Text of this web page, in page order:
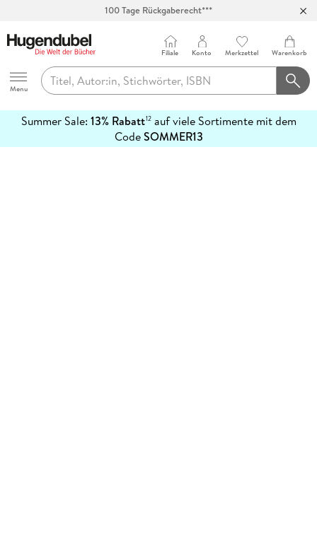
100 Tage Rückgaberecht***
Hugendubel
Menu
Filiale Konto Merkzettel Warenkorb
Summer Sale: 13% Rabatt12auf viele Sortimente mit dem
CodeSOMMER13
erfahren